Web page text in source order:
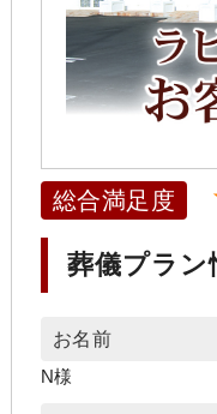
総合満足度
葬儀プラン
お名前
N様